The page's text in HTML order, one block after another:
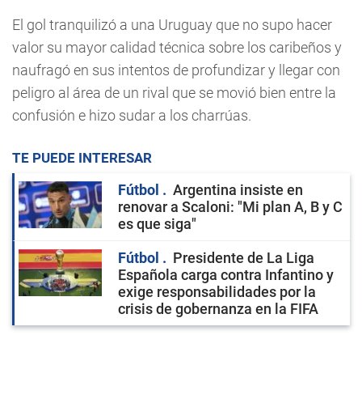
El gol tranquilizó a una Uruguay que no supo hacer
valor su mayor calidad técnica sobre los caribeños y
naufragó en sus intentos de profundizar y llegar con
peligro al área de un rival que se movió bien entre la
confusión e hizo sudar a los charrúas.
TE PUEDE INTERESAR
Fútbol
Argentina insiste en
renovar a Scaloni: "Mi plan A, B y C
es que siga"
Fútbol
Presidente de La Liga
Española carga contra Infantino y
exige responsabilidades por la
crisis de gobernanza en la FIFA